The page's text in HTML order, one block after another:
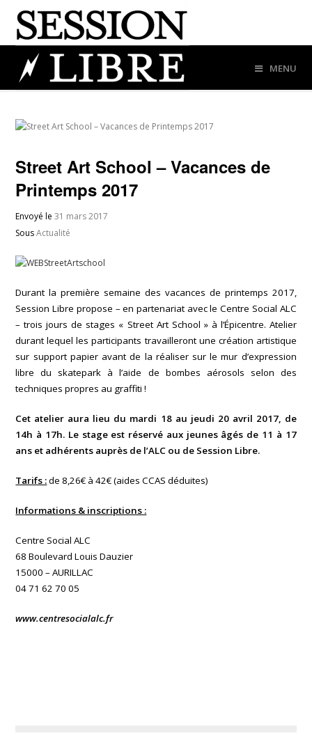
MENU
Street Art School – Vacances de
Printemps 2017
Envoyé le31 mars 2017
SousActualité
Durant la première semaine des vacances de printemps 2017,
Session Libre propose – en partenariat avec le Centre Social ALC
– trois jours de stages « Street Art School » à l’Épicentre. Atelier
durant lequel les participants travailleront une création artistique
sur support papier avant de la réaliser sur le mur d’expression
libre du skatepark à l’aide de bombes aérosols selon des
techniques propres au graffiti !
Cet atelier aura lieu du mardi 18 au jeudi 20 avril 2017, de
14h à 17h. Le stage est réservé aux jeunes âgés de 11 à 17
ans et adhérents auprès de l’ALC ou de Session Libre.
Tarifs :de 8,26€ à 42€ (aides CCAS déduites)
Informations & inscriptions :
Centre Social ALC
68 Boulevard Louis Dauzier
15000 – AURILLAC
04 71 62 70 05
www.centresocialalc.fr